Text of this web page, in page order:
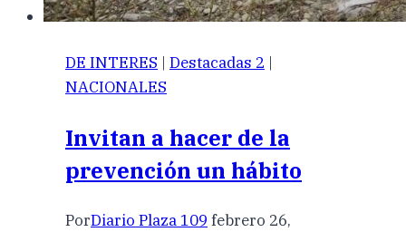
DE INTERES | Destacadas 2 |
NACIONALES
Invitan a hacer de la
prevención un hábito
PorDiario Plaza 109 febrero 26,